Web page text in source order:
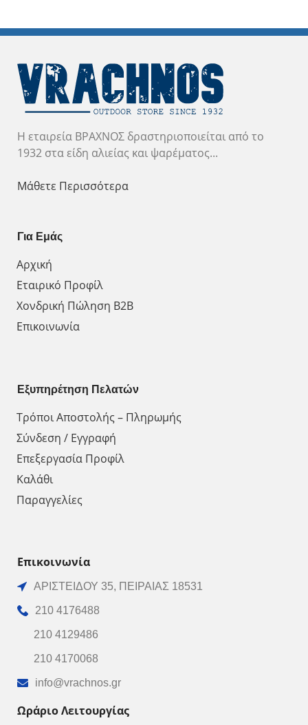
Η εταιρεία ΒΡΑΧΝΟΣ δραστηριοποιείται από το
1932 στα είδη αλιείας και ψαρέματος...
Μάθετε Περισσότερα
Για Εμάς
Αρχική
Εταιρικό Προφίλ
Χονδρική Πώληση Β2Β
Επικοινωνία
Εξυπηρέτηση Πελατών
Τρόποι Αποστολής – Πληρωμής
Σύνδεση / Εγγραφή
Επεξεργασία Προφίλ
Καλάθι
Παραγγελίες
Επικοινωνία
ΑΡΙΣΤΕΙΔΟΥ 35, ΠΕΙΡΑΙΑΣ 18531
210 4176488
210 4129486
210 4170068
info@vrachnos.gr
Ωράριο Λειτουργίας